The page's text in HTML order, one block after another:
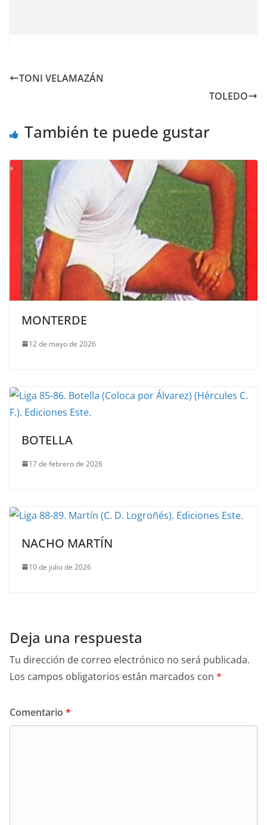
TONI VELAMAZÁN
TOLEDO
También te puede gustar
MONTERDE
12 de mayo de 2026
BOTELLA
17 de febrero de 2026
NACHO MARTÍN
10 de julio de 2026
Deja una respuesta
Tu dirección de correo electrónico no será publicada.
Los campos obligatorios están marcados con *
Comentario *